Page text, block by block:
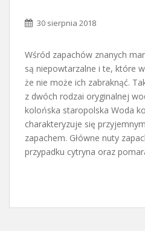
30 sierpnia 2018
Wśród zapachów znanych
są niepowtarzalne i te, które
że nie może ich zabraknąć.
z dwóch rodzai oryginalnej
kolońska staropolska Woda
charakteryzuje się
zapachem. Główne nuty
przypadku cytryna oraz